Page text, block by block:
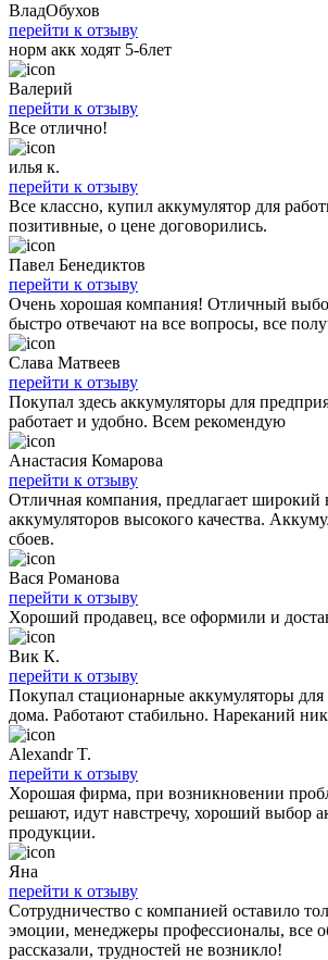
ВладОбухов
перейти к отзыву
норм акк ходят 5-6лет
Валерий
перейти к отзыву
Все отлично!
илья к.
перейти к отзыву
Все классно, купил аккумулятор для
позитивные, о цене договорились.
Павел Бенедиктов
перейти к отзыву
Очень хорошая компания! Отличный
быстро отвечают на все вопросы, все
Слава Матвеев
перейти к отзыву
Покупал здесь аккумуляторы для
работает и удобно. Всем рекомендую
Анастасия Комарова
перейти к отзыву
Отличная компания, предлагает широкий
аккумуляторов высокого качества.
сбоев.
Вася Романова
перейти к отзыву
Хороший продавец, все оформили и
Вик К.
перейти к отзыву
Покупал стационарные аккумуляторы для
дома. Работают стабильно. Нареканий
Alexandr T.
перейти к отзыву
Хорошая фирма, при возникновении
решают, идут навстречу, хороший выбор
продукции.
Яна
перейти к отзыву
Сотрудничество с компанией оставило
эмоции, менеджеры профессионалы, все
рассказали, трудностей не возникло!